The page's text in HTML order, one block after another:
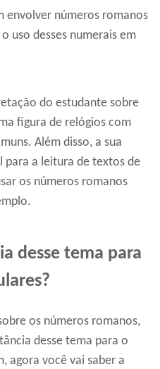
envolver números romanos
uso desses numerais em
do estudante sobre
figura de relógios com
Além disso, a sua
para a leitura de textos de
os números romanos
desse tema para
os números romanos,
desse tema para o
agora você vai saber a